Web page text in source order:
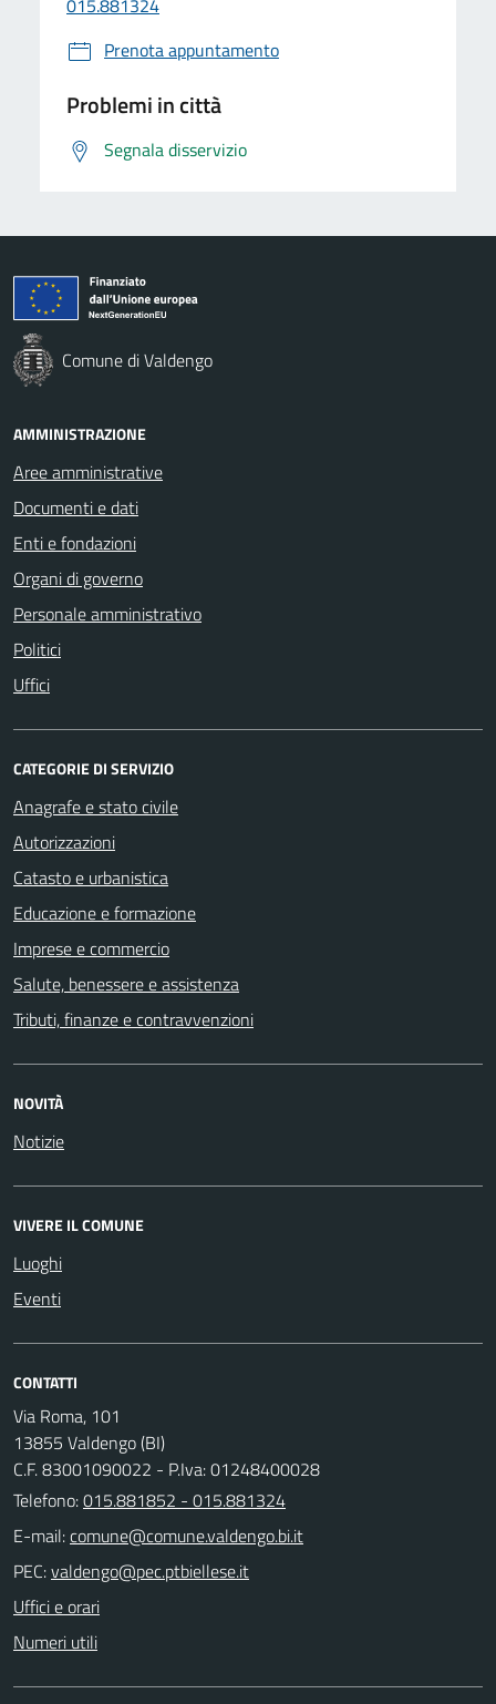
Prenota appuntamento
Problemi in città
Segnala disservizio
Comune di Valdengo
AMMINISTRAZIONE
Aree amministrative
Documenti e dati
Enti e fondazioni
Organi di governo
Personale amministrativo
Politici
Uffici
CATEGORIE DI SERVIZIO
Anagrafe e stato civile
Autorizzazioni
Catasto e urbanistica
Educazione e formazione
Imprese e commercio
Salute, benessere e assistenza
Tributi, finanze e contravvenzioni
NOVITÀ
Notizie
VIVERE IL COMUNE
Luoghi
Eventi
CONTATTI
Via Roma, 101
13855 Valdengo (BI)
C.F. 83001090022 - P.Iva: 01248400028
Telefono:015.881852 - 015.881324
E-mail:
PEC:
Uffici e orari
Numeri utili